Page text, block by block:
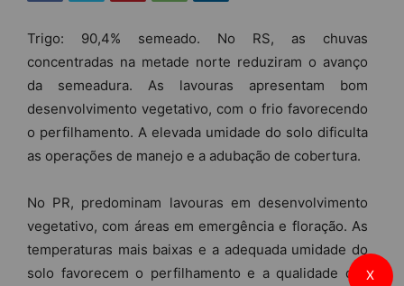
Trigo: 90,4% semeado. No RS, as chuvas
concentradas na metade norte reduziram o avanço
da semeadura. As lavouras apresentam bom
desenvolvimento vegetativo, com o frio favorecendo
o perfilhamento. A elevada umidade do solo dificulta
as operações de manejo e a adubação de cobertura.
No PR, predominam lavouras em desenvolvimento
vegetativo, com áreas em emergência e floração. As
temperaturas mais baixas e a adequada umidade do
solo favorecem o perfilhamento e a qualidade dasX